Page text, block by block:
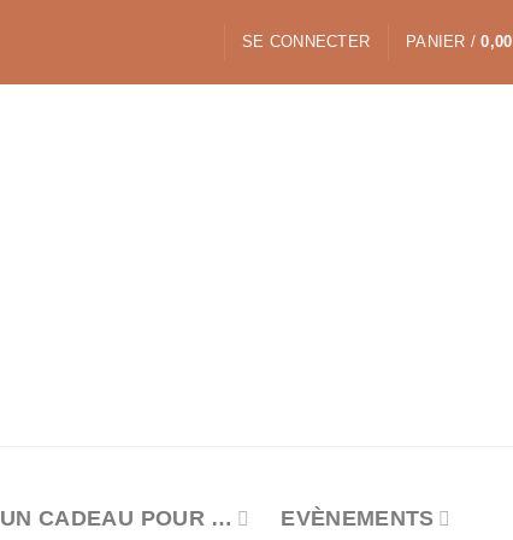
SE CONNECTER PANIER /0,00
UN CADEAU POUR … EVÈNEMENTS